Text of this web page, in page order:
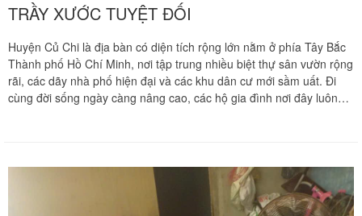
TRẦY XƯỚC TUYỆT ĐỐI
Huyện Củ Chi là địa bàn có diện tích rộng lớn nằm ở phía Tây Bắc
Thành phố Hồ Chí Minh, nơi tập trung nhiều biệt thự sân vườn rộng
rãi, các dãy nhà phố hiện đại và các khu dân cư mới sầm uất. Đi
cùng đời sống ngày càng nâng cao, các hộ gia đình nơi đây luôn
phát sinh nhu cầu dọn nhà, di dời tổ ấm hoặc thay đổi cách bố trí
nội thất phòng ngủ, việc di chuyển các hệ giường tủ phức tạp này
trở thành một thử thách kỹ thuật vô cùng hóc búa đối với các gia